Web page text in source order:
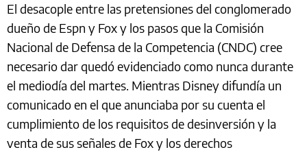
El desacople entre las pretensiones del conglomerado
dueño de Espn y Fox y los pasos que la Comisión
Nacional de Defensa de la Competencia (CNDC) cree
necesario dar quedó evidenciado como nunca durante
el mediodía del martes. Mientras Disney difundía un
comunicado en el que anunciaba por su cuenta el
cumplimiento de los requisitos de desinversión y la
venta de sus señales de Fox y los derechos